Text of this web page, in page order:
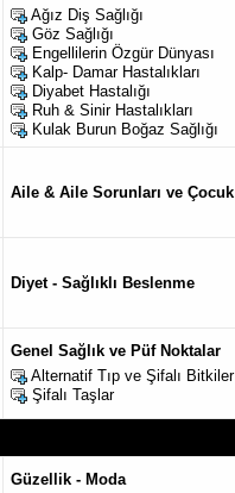
Ağız Diş Sağlığı
Göz Sağlığı
Engellilerin Özgür Dünyası
Kalp- Damar Hastalıkları
Diyabet Hastalığı
Ruh & Sinir Hastalıkları
Kulak Burun Boğaz Sağlığı
Aile & Aile Sorunları ve Çocuk
Diyet - Sağlıklı Beslenme
Genel Sağlık ve Püf Noktalar
Alternatif Tıp ve Şifalı Bitkiler
Şifalı Taşlar
Güzellik - Moda